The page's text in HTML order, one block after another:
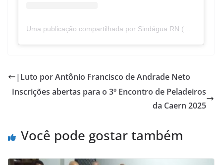
Uma publicação compartilhada por Sindágua RN (@sindaguarn)
|Luto por Antônio Francisco de Andrade Neto
Inscrições abertas para o 3º Encontro de Peladeiros
da Caern 2025
Você pode gostar também